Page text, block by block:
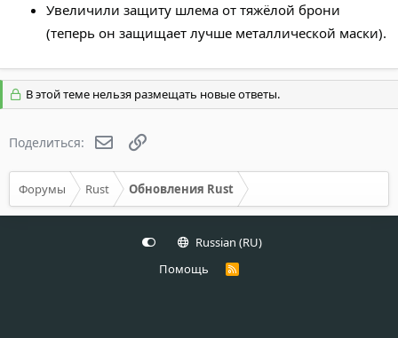
Увеличили защиту шлема от тяжёлой брони
(теперь он защищает лучше металлической маски).
В этой теме нельзя размещать новые ответы.
Поделиться: Электронная почта
Форумы Rust Обновления Rust
Russian (RU)
Помощь
R